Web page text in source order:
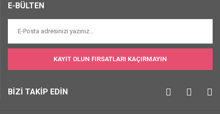
E-BÜLTEN
KAYIT OLUN FIRSATLARI KAÇIRMAYIN
BİZİ TAKİP EDİN